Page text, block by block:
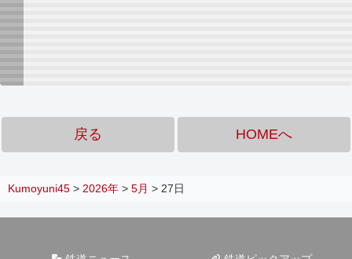
戻る HOMEへ
Kumoyuni45 > 2026年 > 5月 > 27日